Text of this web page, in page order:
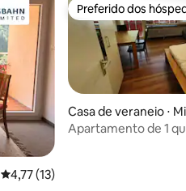
4,77 de uma avaliação média de 5,
4,77 (13)
Preferido dos
Preferido dos
Casa de veraneio ⋅
g
Apartamento de 1